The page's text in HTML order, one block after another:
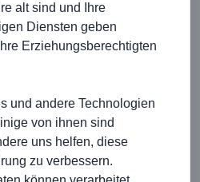
Ergebnisse zu
2023
Uhr: TA TSG Kirchberg 1
1(Ergebnis 2:7)
Uhr: TA TV Rot am See 1
1 (Ergebnis 7:2)
alt sind und Ihre
Diensten geben
Erziehungsberechtigten
und andere Technologien
von ihnen sind
uns helfen, diese
zu verbessern.